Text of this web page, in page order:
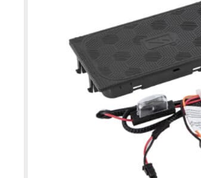
Details